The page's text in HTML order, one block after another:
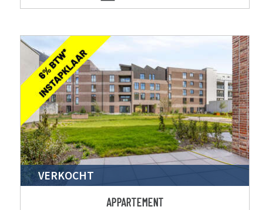
VERKOCHT
APPARTEMENT